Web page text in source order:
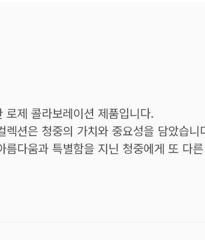
제 콜라보레이션 제품입니다.
션은 청중의 가치와 중요성을 담았습니
다움과 특별함을 지닌 청중에게 또 다